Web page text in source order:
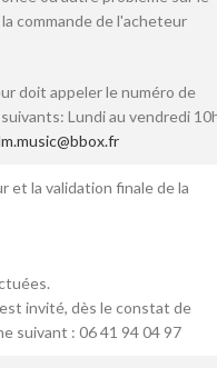
commande de l'acheteur
doit appeler le numéro de
Lundi au vendredi
et la validation finale de la
invité, dès le constat de
suivant : 06 41 94 04 97